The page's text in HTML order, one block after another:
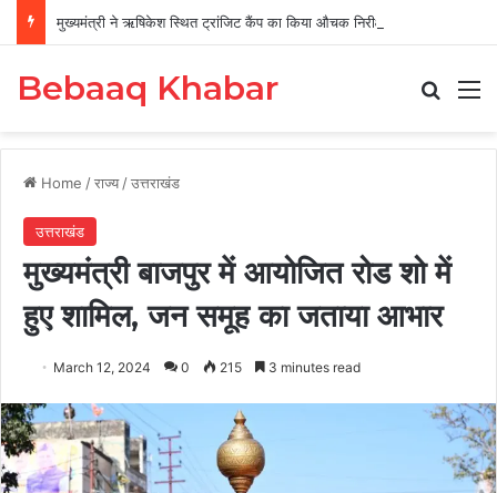
मुख्यमंत्री ने ऋषिकेश स्थित ट्रांजिट कैंप का किया औचक निरीक्षण
Bebaaq Khabar
Home /राज्य /उत्तराखंड
उत्तराखंड
मुख्यमंत्री बाजपुर में आयोजित रोड शो में
हुए शामिल, जन समूह का जताया आभार
March 12, 2024 0 215 3 minutes read